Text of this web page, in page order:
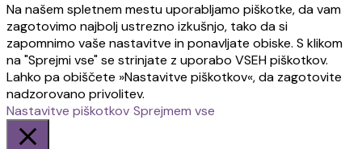
Na našem spletnem mestu uporabljamo piškotke, da vam
zagotovimo najbolj ustrezno izkušnjo, tako da si
zapomnimo vaše nastavitve in ponavljate obiske. S klikom
na "Sprejmi vse" se strinjate z uporabo VSEH piškotkov.
Lahko pa obiščete »Nastavitve piškotkov«, da zagotovite
nadzorovano privolitev.
Nastavitve piškotkov Sprejmem vse